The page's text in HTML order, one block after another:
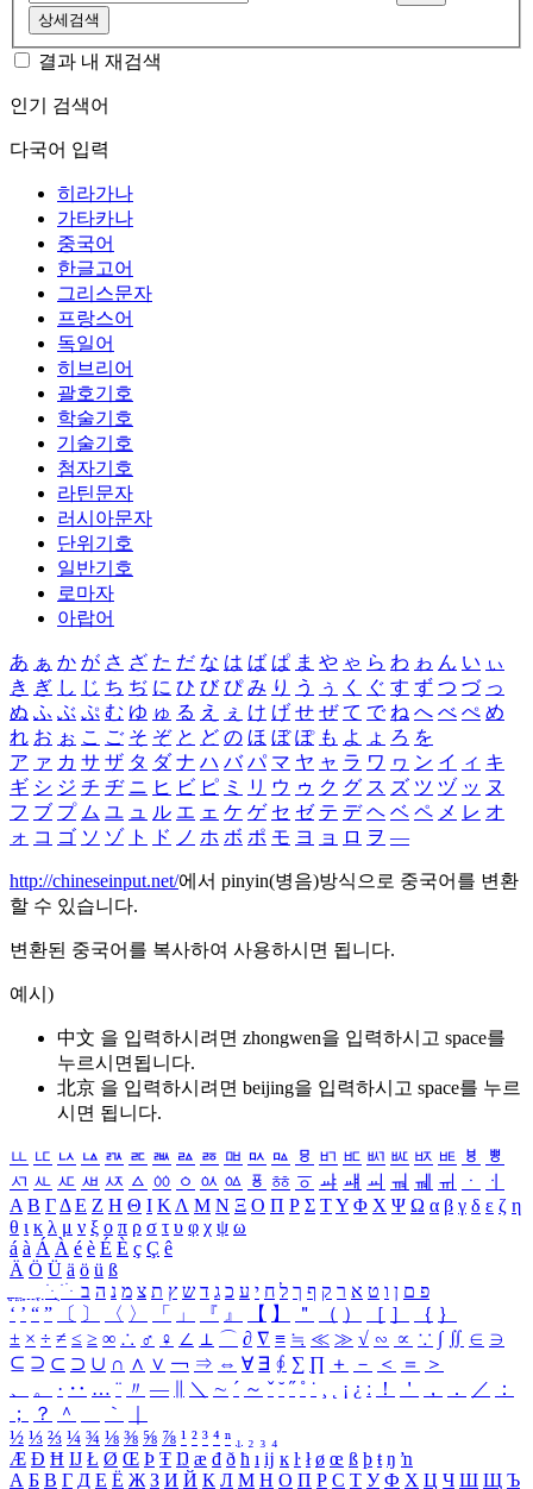
상세검색
결과 내 재검색
인기 검색어
다국어 입력
히라가나
가타카나
중국어
한글고어
그리스문자
프랑스어
독일어
히브리어
괄호기호
학술기호
기술기호
첨자기호
라틴문자
러시아문자
단위기호
일반기호
로마자
아랍어
あ ぁ か が さ ざ た だ な は ば ぱ ま や ゃ ら わ ゎ ん い ぃ
き ぎ し じ ち ぢ に ひ び ぴ み り う ぅ く ぐ す ず つ づ っ
ぬ ふ ぶ ぷ む ゆ ゅ る え ぇ け げ せ ぜ て で ね へ べ ぺ め
れ お ぉ こ ご そ ぞ と ど の ほ ぼ ぽ も よ ょ ろ を
ア ァ カ サ ザ タ ダ ナ ハ バ パ マ ヤ ャ ラ ワ ヮ ン イ ィ キ
ギ シ ジ チ ヂ ニ ヒ ビ ピ ミ リ ウ ゥ ク グ ス ズ ツ ヅ ッ ヌ
フ ブ プ ム ユ ュ ル エ ェ ケ ゲ セ ゼ テ デ ヘ ベ ペ メ レ オ
ォ コ ゴ ソ ゾ ト ド ノ ホ ボ ポ モ ヨ ョ ロ ヲ ―
http://chineseinput.net/에서 pinyin(병음)방식으로 중국어를 변환
할 수 있습니다.
변환된 중국어를 복사하여 사용하시면 됩니다.
예시)
中文 을 입력하시려면 zhongwen을 입력하시고 space를
누르시면됩니다.
北京 을 입력하시려면 beijing을 입력하시고 space를 누르
시면 됩니다.
ㅥ ㅦ ㅧ ㅨ ㅩ ㅪ ㅫ ㅬ ㅭ ㅮ ㅯ ㅰ ㅱ ㅲ ㅳ ㅴ ㅵ ㅶ ㅷ ㅸ
ㅹ
ㅺ ㅻ ㅼ ㅽ ㅾ ㅿ ㆀ ㆁ ㆂ ㆃ ㆄ ㆅ ㆆ ㆇ ㆈ ㆉ ㆊ ㆋ ㆌ ㆍ
ㆎ
Α Β ΓΔ Ε Ζ Η Θ Ι ΚΛ Μ Ν Ξ Ο Π Ρ Σ ΤΥ Φ Χ Ψ Ω α β γ δ ε ζ η
θ ι κ λ μ ν ξ ο π ρ σ τ υ φ χ ψ ω
á à Á À é è É È ç Ç ê
Ä Ö Ü ä ö ü ß
ִֶֹ ֻּ ׁׂ פ ם ן ו ט א ר ק ף ך ל ח י ע כ ג ד ש ץ ת צ מ נ ה ב
‘ ’ “ ” 〔 〕 〈 〉 「 」 『 』 【 】 ＂ （ ） ［ ］ ｛ ｝
± × ÷ ≠ ≤ ≥ ∞ ∴ ♂ ♀ ∠ ⊥ ⌒ ∂ ∇ ≡ ≒ ≪ ≫ √ ∽ ∝ ∵ ∫ ∬ ∈ ∋
⊆ ⊇ ⊂ ⊃ ∪ ∩ ∧ ∨ ￢ ⇒ ⇔ ∀ ∃ ∮ ∑ ∏ ＋ － ＜ ＝
＞
、
。 · ‥ … ¨ 〃 ― ＼ ∼ ´ ～ ˇ ˘ ˝ ˚ ˙ ¸ ¡ ¿ ː ！ ＇ ， ． ／
：
；
？ ＾ ｀
½ ⅓ ⅔ ¼ ¾ ⅛ ⅜ ⅝ ⅞ ¹ ² ³ ⁴ ⁿ ₁ ₂ ₃ ₄
Æ Ð Ħ Ĳ Ł Ø Œ Þ Ŧ Ŋ æ đ ð ħ ı ĳ ĸ ŀ ł ø œ ß þ ŧ ŋ ŉ
А Б В Г Д Е Ё Ж З И Й К Л М Н О П Р С Т У Ф Х Ц Ч Ш Щ Ъ